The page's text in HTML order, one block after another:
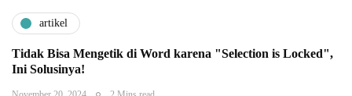
artikel
Tidak Bisa Mengetik di Word karena "Selection is Locked",
Ini Solusinya!